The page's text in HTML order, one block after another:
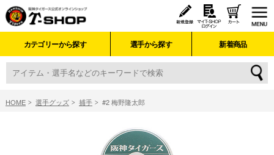
カテゴリーから探す 選手から探す 新着商品
HOME 選手グッズ 捕手 #2 梅野隆太郎